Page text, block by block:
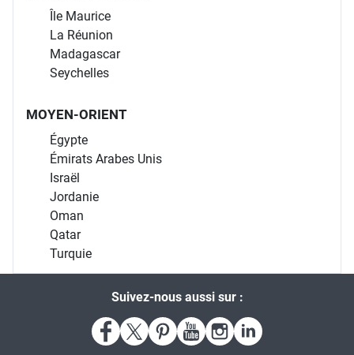
Île Maurice
La Réunion
Madagascar
Seychelles
MOYEN-ORIENT
Égypte
Émirats Arabes Unis
Israël
Jordanie
Oman
Qatar
Turquie
Suivez-nous aussi sur :